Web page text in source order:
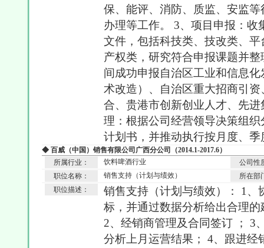
保、能评、消防、质监、安监
办理等工作。 3、项目申报：
文件，包括科技类、技改类、
产权类，研究符合申报课题并
间成功申报自治区工业和信息
术改造）、自治区重大招商引
合、贵港市创新创业人才、先
理：根据公司经营领导决策组
计划书，并推动执行按月度、
◆ 百威（中国）销售有限公司广西分公司（2014.1-2017.6）
所属行业：
饮料啤酒行业
公司性
职位名称：
销售支持（计划与绩效）
所在部
职位描述：
销售支持（计划与绩效）： 1、
标，并通过数据分析给出合理
2、经销商管理及合同签订 ； 3
分析上月运营结果； 4、跟进经